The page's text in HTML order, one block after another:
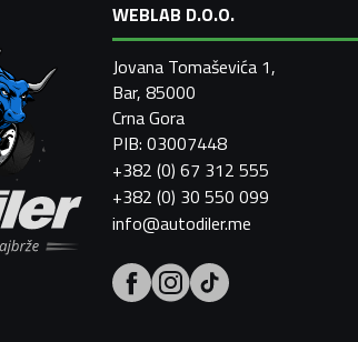
WEBLAB D.O.O.
Jovana Tomaševića 1,
Bar, 85000
Crna Gora
PIB: 03007448
+382 (0) 67 312 555
+382 (0) 30 550 099
info@autodiler.me